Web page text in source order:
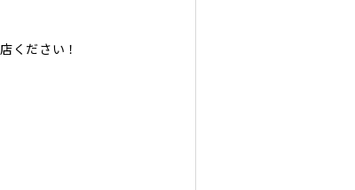
ください！